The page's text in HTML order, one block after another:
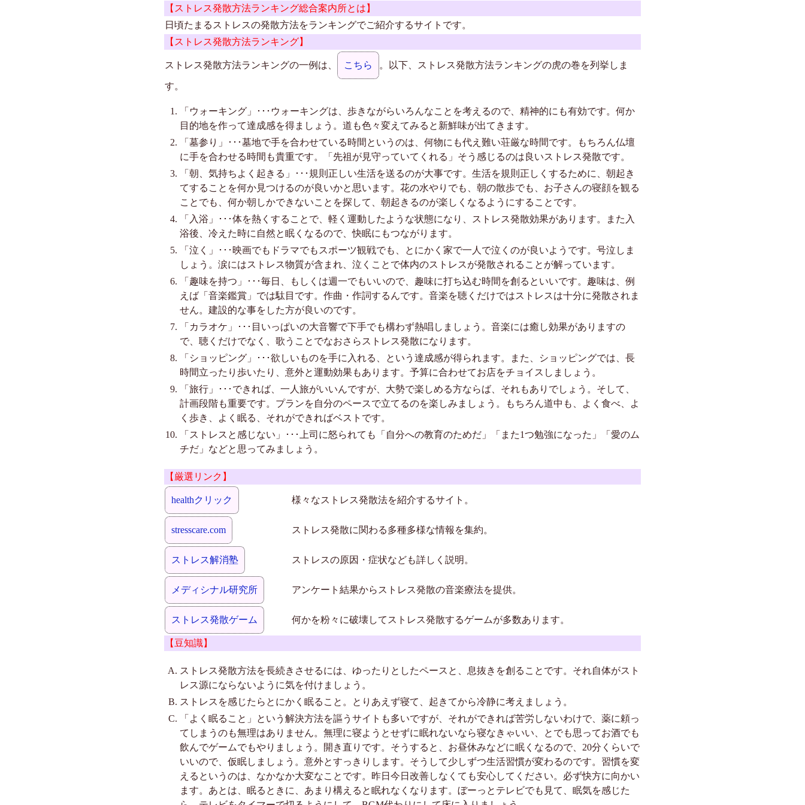
【ストレス発散方法ランキング総合案内所とは】
日頃たまるストレスの発散方法をランキングでご紹介するサイトです。
【ストレス発散方法ランキング】
ストレス発散方法ランキングの一例は、 こちら 。以下、ストレス発散方法ランキングの虎の巻を列挙しま
す。
「ウォーキング」･･･ウォーキングは、歩きながらいろんなことを考えるので、精神的にも有効です。何か
目的地を作って達成感を得ましょう。道も色々変えてみると新鮮味が出てきます。
「墓参り」･･･墓地で手を合わせている時間というのは、何物にも代え難い荘厳な時間です。もちろん仏壇
に手を合わせる時間も貴重です。「先祖が見守っていてくれる」そう感じるのは良いストレス発散です。
「朝、気持ちよく起きる」･･･規則正しい生活を送るのが大事です。生活を規則正しくするために、朝起き
てすることを何か見つけるのが良いかと思います。花の水やりでも、朝の散歩でも、お子さんの寝顔を観る
ことでも、何か朝しかできないことを探して、朝起きるのが楽しくなるようにすることです。
「入浴」･･･体を熱くすることで、軽く運動したような状態になり、ストレス発散効果があります。また入
浴後、冷えた時に自然と眠くなるので、快眠にもつながります。
「泣く」･･･映画でもドラマでもスポーツ観戦でも、とにかく家で一人で泣くのが良いようです。号泣しま
しょう。涙にはストレス物質が含まれ、泣くことで体内のストレスが発散されることが解っています。
「趣味を持つ」･･･毎日、もしくは週一でもいいので、趣味に打ち込む時間を創るといいです。趣味は、例
えば「音楽鑑賞」では駄目です。作曲・作詞するんです。音楽を聴くだけではストレスは十分に発散されま
せん。建設的な事をした方が良いのです。
「カラオケ」･･･目いっぱいの大音響で下手でも構わず熱唱しましょう。音楽には癒し効果がありますの
で、聴くだけでなく、歌うことでなおさらストレス発散になります。
「ショッピング」･･･欲しいものを手に入れる、という達成感が得られます。また、ショッピングでは、長
時間立ったり歩いたり、意外と運動効果もあります。予算に合わせてお店をチョイスしましょう。
「旅行」･･･できれば、一人旅がいいんですが、大勢で楽しめる方ならば、それもありでしょう。そして、
計画段階も重要です。プランを自分のペースで立てるのを楽しみましょう。もちろん道中も、よく食べ、よ
く歩き、よく眠る、それができればベストです。
「ストレスと感じない」･･･上司に怒られても「自分への教育のためだ」「また1つ勉強になった」「愛のム
チだ」などと思ってみましょう。
【厳選リンク】
healthクリック 様々なストレス発散法を紹介するサイト。
stresscare.com ストレス発散に関わる多種多様な情報を集約。
ストレス解消塾 ストレスの原因・症状なども詳しく説明。
メディシナル研究所 アンケート結果からストレス発散の音楽療法を提供。
ストレス発散ゲーム 何かを粉々に破壊してストレス発散するゲームが多数あります。
【豆知識】
ストレス発散方法を長続きさせるには、ゆったりとしたペースと、息抜きを創ることです。それ自体がスト
レス源にならないように気を付けましょう。
ストレスを感じたらとにかく眠ること。とりあえず寝て、起きてから冷静に考えましょう。
「よく眠ること」という解決方法を謳うサイトも多いですが、それができれば苦労しないわけで、薬に頼っ
てしまうのも無理はありません。無理に寝ようとせずに眠れないなら寝なきゃいい、とでも思ってお酒でも
飲んでゲームでもやりましょう。開き直りです。そうすると、お昼休みなどに眠くなるので、20分くらいで
いいので、仮眠しましょう。意外とすっきりします。そうして少しずつ生活習慣が変わるのです。習慣を変
えるというのは、なかなか大変なことです。昨日今日改善しなくても安心してください。必ず快方に向かい
ます。あとは、眠るときに、あまり構えると眠れなくなります。ぼーっとテレビでも見て、眠気を感じた